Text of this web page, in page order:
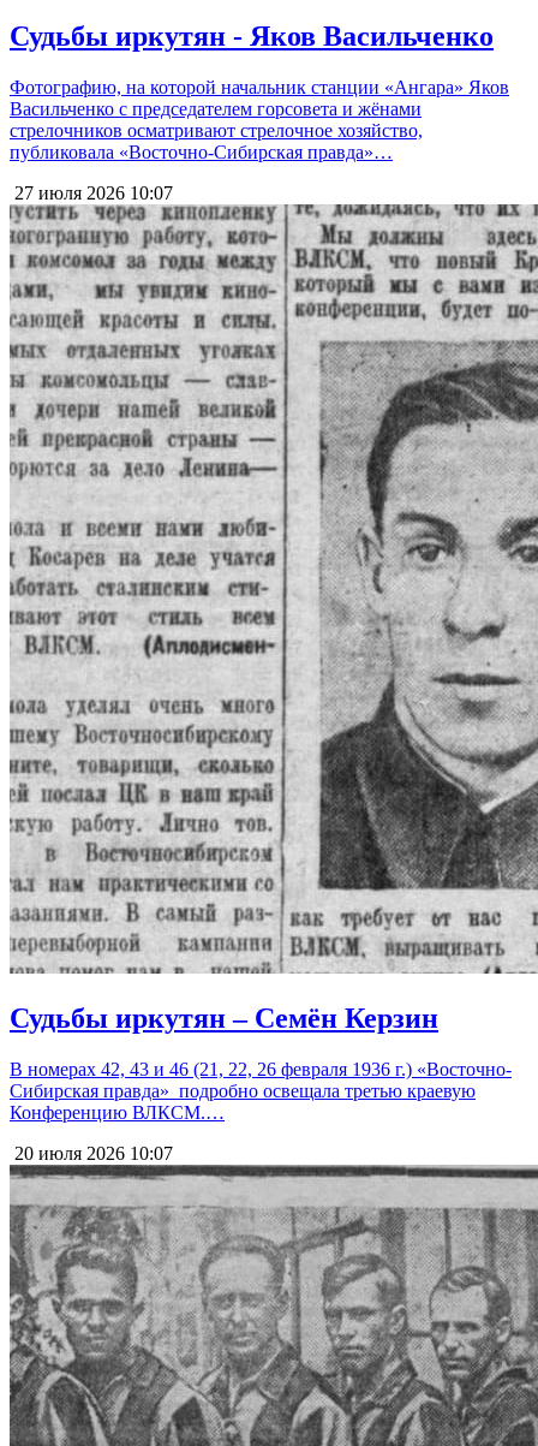
Судьбы иркутян - Яков Васильченко
Фотографию, на которой начальник станции «Ангара» Яков
Васильченко с председателем горсовета и жёнами
стрелочников осматривают стрелочное хозяйство,
публиковала «Восточно-Сибирская правда»…
27 июля 2026 10:07
Судьбы иркутян – Семён Керзин
В номерах 42, 43 и 46 (21, 22, 26 февраля 1936 г.) «Восточно-
Сибирская правда» подробно освещала третью краевую
Конференцию ВЛКСМ.…
20 июля 2026 10:07